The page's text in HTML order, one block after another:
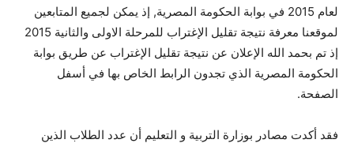
لعام 2015 في بوابة الحكومة المصرية, إذ يمكن لجميع المتابعين
لموقعنا معرفة نتيجة تقليل الإغتراب للمرحلة الاولى والثانية 2015
إذ تم بحمد الله الإعلان عن نتيجة تقليل الإغتراب عن طريق بوابة
الحكومة المصرية الذي تجدون الرابط الخاص بها في أسفل
الصفحة.
فقد أكدت مصادر بوزارة التربية و التعليم أن عدد الطلاب الذين